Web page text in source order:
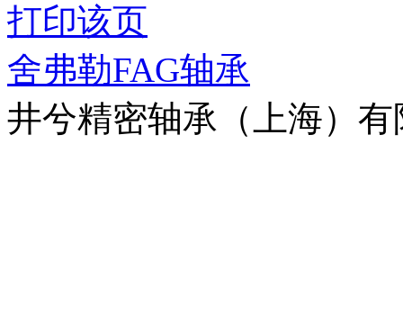
打印该页
舍弗勒FAG轴承
井兮精密轴承（上海）